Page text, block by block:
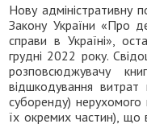
Нову адміністративну
Закону України «Про
справи в Україні»,
грудні 2022 року.
розповсюджувачу
відшкодування
суборенду) нерухомого
їх окремих частин), що